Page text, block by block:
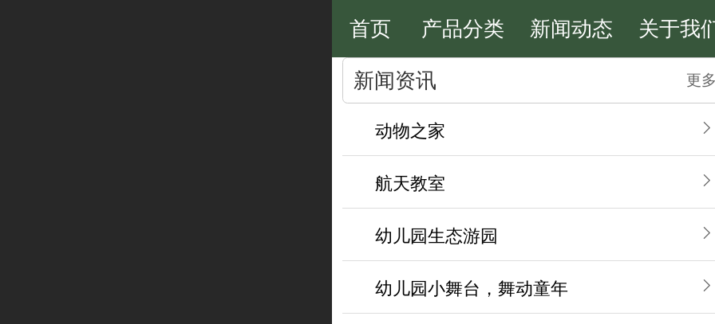
首页 产品分类 新闻动态 关于我
新闻资讯 更
动物之家
航天教室
幼儿园生态游园
幼儿园小舞台，舞动童年